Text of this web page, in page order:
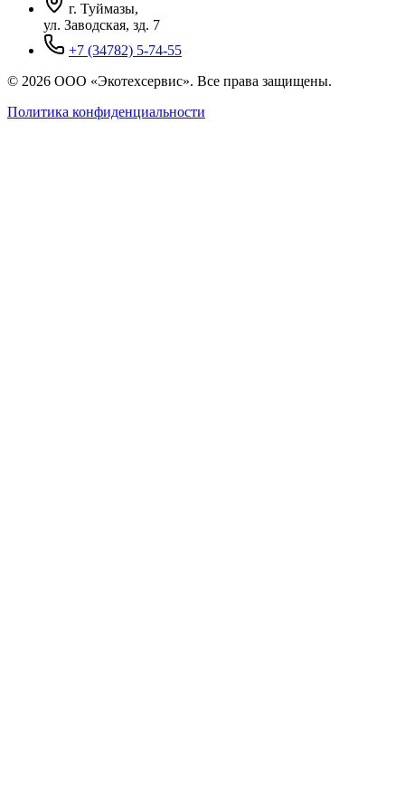
г. Туймазы,
ул. Заводская, зд. 7
+7 (34782) 5-74-55
© 2026 ООО «Экотехсервис». Все права защищены.
Политика конфиденциальности